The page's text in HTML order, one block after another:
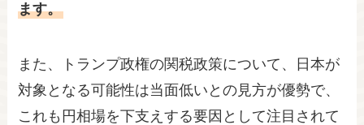
ます。
また、トランプ政権の関税政策について、日本が
対象となる可能性は当面低いとの見方が優勢で、
これも円相場を下支えする要因として注目されて